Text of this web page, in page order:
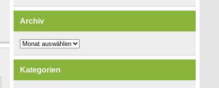
Archiv
Archiv
Kategorien